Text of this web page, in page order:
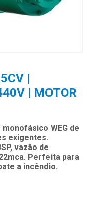
|
| MOTOR
WEG de
exigentes.
vazão de
Perfeita para
a incêndio.